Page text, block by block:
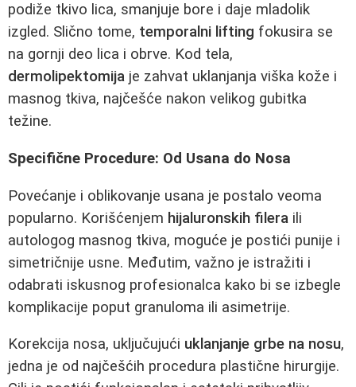
podiže tkivo lica, smanjuje bore i daje mladolik
izgled. Slično tome, temporalni lifting fokusira se
na gornji deo lica i obrve. Kod tela,
dermolipektomija je zahvat uklanjanja viška kože i
masnog tkiva, najčešće nakon velikog gubitka
težine.
Specifične Procedure: Od Usana do Nosa
Povećanje i oblikovanje usana je postalo veoma
popularno. Korišćenjem hijaluronskih filera ili
autologog masnog tkiva, moguće je postići punije i
simetričnije usne. Međutim, važno je istražiti i
odabrati iskusnog profesionalca kako bi se izbegle
komplikacije poput granuloma ili asimetrije.
Korekcija nosa, uključujući uklanjanje grbe na nosu,
jedna je od najčešćih procedura plastične hirurgije.